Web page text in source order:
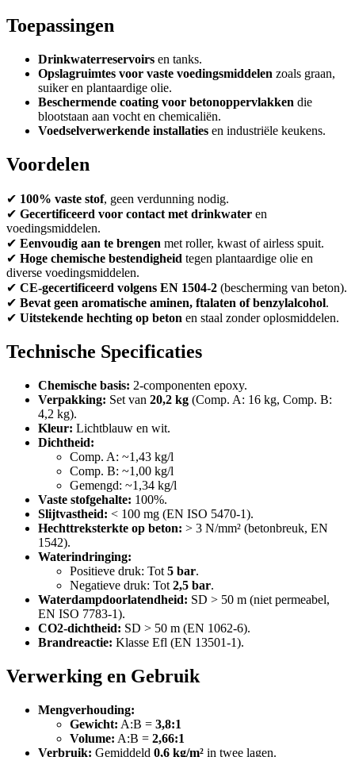
Toepassingen
Drinkwaterreservoirs en tanks.
Opslagruimtes voor vaste voedingsmiddelen zoals graan,
suiker en plantaardige olie.
Beschermende coating voor betonoppervlakken die
blootstaan aan vocht en chemicaliën.
Voedselverwerkende installaties en industriële keukens.
Voordelen
✔ 100% vaste stof, geen verdunning nodig.
✔ Gecertificeerd voor contact met drinkwater en
voedingsmiddelen.
✔ Eenvoudig aan te brengen met roller, kwast of airless spuit.
✔ Hoge chemische bestendigheid tegen plantaardige olie en
diverse voedingsmiddelen.
✔ CE-gecertificeerd volgens EN 1504-2 (bescherming van beton).
✔ Bevat geen aromatische aminen, ftalaten of benzylalcohol.
✔ Uitstekende hechting op beton en staal zonder oplosmiddelen.
Technische Specificaties
Chemische basis: 2-componenten epoxy.
Verpakking: Set van 20,2 kg (Comp. A: 16 kg, Comp. B:
4,2 kg).
Kleur: Lichtblauw en wit.
Dichtheid:
Comp. A: ~1,43 kg/l
Comp. B: ~1,00 kg/l
Gemengd: ~1,34 kg/l
Vaste stofgehalte: 100%.
Slijtvastheid: < 100 mg (EN ISO 5470-1).
Hechttreksterkte op beton: > 3 N/mm² (betonbreuk, EN
1542).
Waterindringing:
Positieve druk: Tot 5 bar.
Negatieve druk: Tot 2,5 bar.
Waterdampdoorlatendheid: SD > 50 m (niet permeabel,
EN ISO 7783-1).
CO2-dichtheid: SD > 50 m (EN 1062-6).
Brandreactie: Klasse Efl (EN 13501-1).
Verwerking en Gebruik
Mengverhouding:
Gewicht: A:B = 3,8:1
Volume: A:B = 2,66:1
Verbruik: Gemiddeld 0,6 kg/m² in twee lagen.